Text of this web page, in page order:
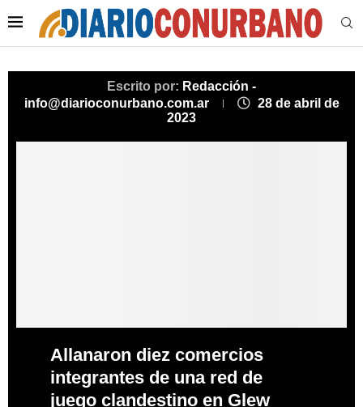
Escrito por: Redacción -
info@diarioconurbano.com.ar
28 de abril de
2023
Allanaron diez comercios
integrantes de una red de
juego clandestino en Glew